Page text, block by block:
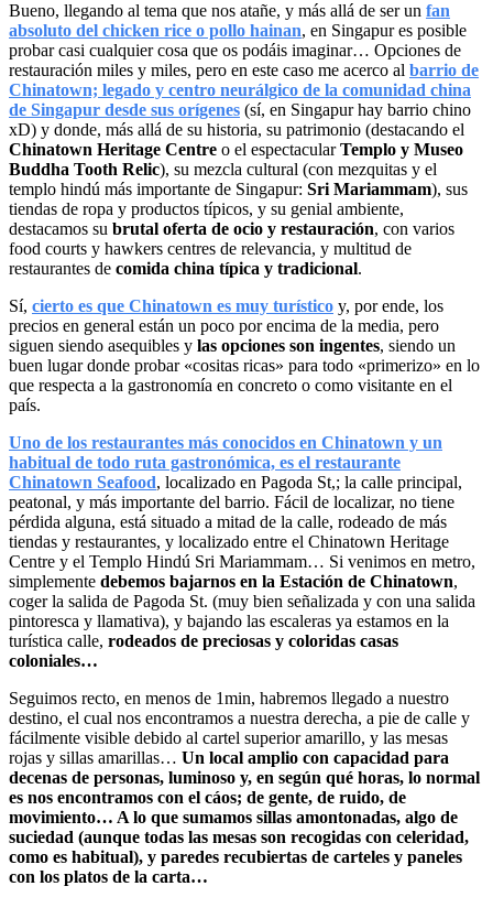
Bueno, llegando al tema que nos atañe, y más allá de ser un fan
absoluto del chicken rice o pollo hainan, en Singapur es posible
probar casi cualquier cosa que os podáis imaginar… Opciones de
restauración miles y miles, pero en este caso me acerco al barrio de
Chinatown; legado y centro neurálgico de la comunidad china
de Singapur desde sus orígenes (sí, en Singapur hay barrio chino
xD) y donde, más allá de su historia, su patrimonio (destacando el
Chinatown Heritage Centre o el espectacularTemplo y Museo
Buddha Tooth Relic), su mezcla cultural (con mezquitas y el
templo hindú más importante de Singapur: Sri Mariammam), sus
tiendas de ropa y productos típicos, y su genial ambiente,
destacamos su brutal oferta de ocio y restauración, con varios
food courts y hawkers centres de relevancia, y multitud de
restaurantes de comida china típica y tradicional.
Sí, cierto es que Chinatown es muy turístico y, por ende, los
precios en general están un poco por encima de la media, pero
siguen siendo asequibles y las opciones son ingentes, siendo un
buen lugar donde probar «cositas ricas» para todo «primerizo» en lo
que respecta a la gastronomía en concreto o como visitante en el
país.
Uno de los restaurantes más conocidos en Chinatown y un
habitual de todo ruta gastronómica, es el restaurante
Chinatown Seafood, localizado en Pagoda St,; la calle principal,
peatonal, y más importante del barrio. Fácil de localizar, no tiene
pérdida alguna, está situado a mitad de la calle, rodeado de más
tiendas y restaurantes, y localizado entre el Chinatown Heritage
Centre y el Templo Hindú Sri Mariammam… Si venimos en metro,
simplemente debemos bajarnos en la Estación de Chinatown,
coger la salida de Pagoda St. (muy bien señalizada y con una salida
pintoresca y llamativa), y bajando las escaleras ya estamos en la
turística calle, rodeados de preciosas y coloridas casas
coloniales…
Seguimos recto, en menos de 1min, habremos llegado a nuestro
destino, el cual nos encontramos a nuestra derecha, a pie de calle y
fácilmente visible debido al cartel superior amarillo, y las mesas
rojas y sillas amarillas… Un local amplio con capacidad para
decenas de personas, luminoso y, en según qué horas, lo normal
es nos encontramos con el cáos; de gente, de ruido, de
movimiento… A lo que sumamos sillas amontonadas, algo de
suciedad (aunque todas las mesas son recogidas con celeridad,
como es habitual), y paredes recubiertas de carteles y paneles
con los platos de la carta…